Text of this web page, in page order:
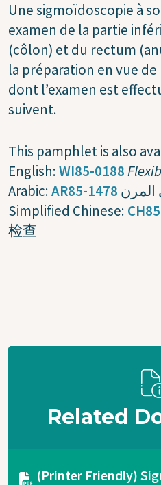
Une sigmoïdoscopie à
examen de la partie
(côlon) et du rectum
la préparation en vue de
dont l’examen est
suivent.
This pamphlet is also
English:WI85-0188
Arabic:AR85-1478 المرن
Simplified Chinese:
检查
Related
Document
(Printer Friendly)